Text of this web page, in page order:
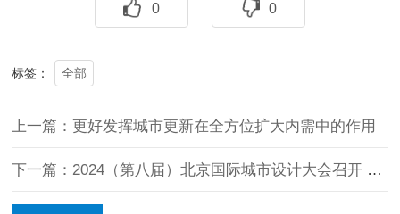
0 0
标签： 全部
上一篇：更好发挥城市更新在全方位扩大内需中的作用
下一篇：2024（第八届）北京国际城市设计大会召开 住房城乡建设部副部长姜万荣出席开幕式